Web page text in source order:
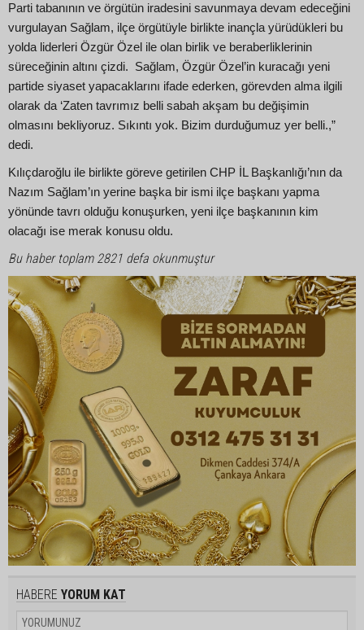
Parti tabanının ve örgütün iradesini savunmaya devam edeceğini
vurgulayan Sağlam, ilçe örgütüyle birlikte inançla yürüdükleri bu
yolda liderleri Özgür Özel ile olan birlik ve beraberliklerinin
süreceğinin altını çizdi. Sağlam, Özgür Özel’in kuracağı yeni
partide siyaset yapacaklarını ifade ederken, görevden alma ilgili
olarak da ‘Zaten tavrımız belli sabah akşam bu değişimin
olmasını bekliyoruz. Sıkıntı yok. Bizim durduğumuz yer belli.,”
dedi.
Kılıçdaroğlu ile birlikte göreve getirilen CHP İL Başkanlığı’nın da
Nazım Sağlam’ın yerine başka bir ismi ilçe başkanı yapma
yönünde tavrı olduğu konuşurken, yeni ilçe başkanının kim
olacağı ise merak konusu oldu.
Bu haber toplam 2821 defa okunmuştur
HABERE YORUM KAT